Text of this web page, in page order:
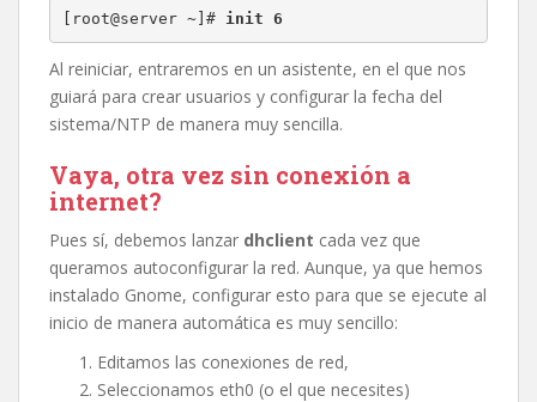
[root@server ~]# init 6
Al reiniciar, entraremos en un asistente, en el que nos
guiará para crear usuarios y configurar la fecha del
sistema/NTP de manera muy sencilla.
Vaya, otra vez sin conexión a
internet?
Pues sí, debemos lanzar dhclient cada vez que
queramos autoconfigurar la red. Aunque, ya que hemos
instalado Gnome, configurar esto para que se ejecute al
inicio de manera automática es muy sencillo:
Editamos las conexiones de red,
Seleccionamos eth0 (o el que necesites)